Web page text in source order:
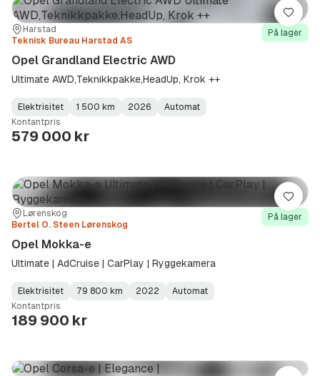
Sted:Harstad
Forhandler:
Teknisk Bureau Harstad AS
På lager
Opel Grandland Electric AWD
Ultimate AWD,Teknikkpakke,HeadUp, Krok ++
Fuel
Type:
Elektrisitet
Kilometerstand:
1 500 km
Model
Year:
2026
Gearbox
Type:
Automat
Kontantpris
579 000 kr
Lagre
Sted:Lørenskog
Forhandler:
Bertel O. Steen Lørenskog
På lager
Opel Mokka-e
Ultimate | AdCruise | CarPlay | Ryggekamera
Fuel
Type:
Elektrisitet
Kilometerstand:
79 800 km
Model
Year:
2022
Gearbox
Type:
Automat
Kontantpris
189 900 kr
Lagre